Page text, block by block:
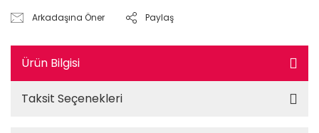
Arkadaşına Öner Paylaş
Ürün Bilgisi
Taksit Seçenekleri